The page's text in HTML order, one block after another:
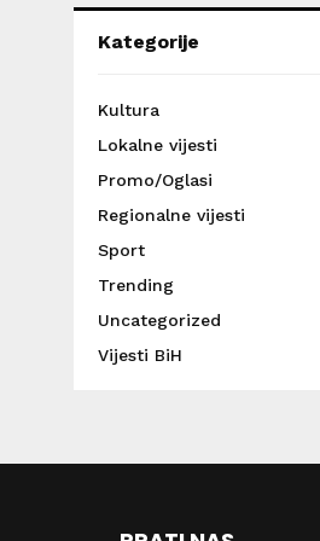
Kategorije
Kultura
Lokalne vijesti
Promo/Oglasi
Regionalne vijesti
Sport
Trending
Uncategorized
Vijesti BiH